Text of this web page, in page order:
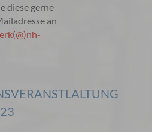
diese gerne
an